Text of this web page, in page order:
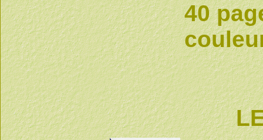
40